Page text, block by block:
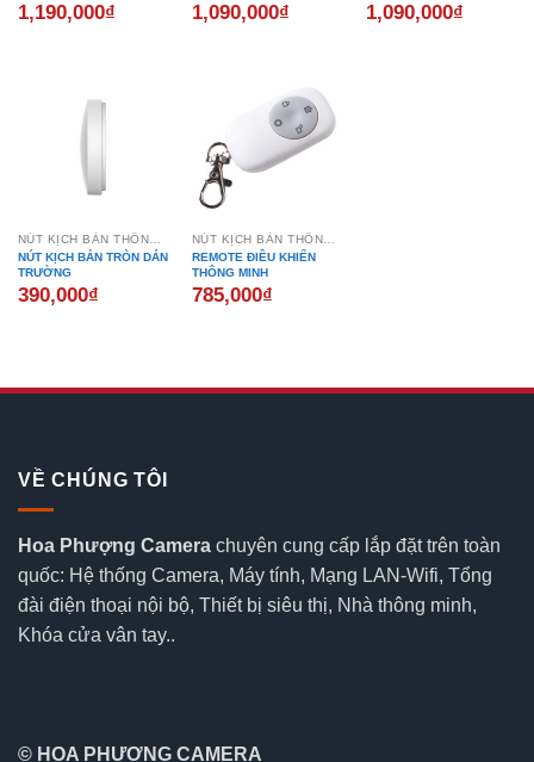
1,190,000₫ 1,090,000₫ 1,090,000₫
NÚT KỊCH BẢN TRÒN DÁN
TRƯỜNG
390,000₫
REMOTE ĐIỀU KHIỂN
THÔNG MINH
785,000₫
VỀ CHÚNG TÔI
Hoa Phượng Camera chuyên cung cấp lắp đặt trên toàn
quốc: Hệ thống Camera, Máy tính, Mạng LAN-Wifi, Tổng
đài điện thoại nội bộ, Thiết bị siêu thị, Nhà thông minh,
Khóa cửa vân tay..
© HOA PHƯỢNG CAMERA